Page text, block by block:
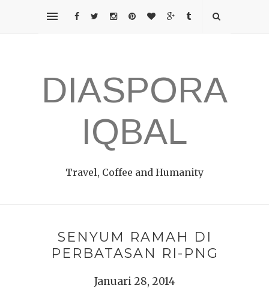
DIASPORA
IQBAL
Travel, Coffee and Humanity
SENYUM RAMAH DI
PERBATASAN RI-PNG
Januari 28, 2014